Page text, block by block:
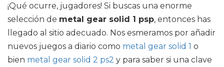
¡Qué ocurre, jugadores! Si buscas una enorme
selección de metal gear solid 1 psp, entonces has
llegado al sitio adecuado. Nos esmeramos por añadir
nuevos juegos a diario como metal gear solid 1 o
bien metal gear solid 2 ps2 y para saber si una clave